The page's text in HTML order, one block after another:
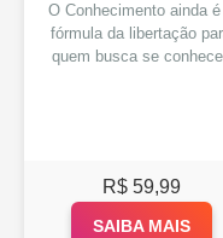
O Conhecimento ainda
fórmula da libertação
quem busca se
R$ 59,99
SAIBA MAIS